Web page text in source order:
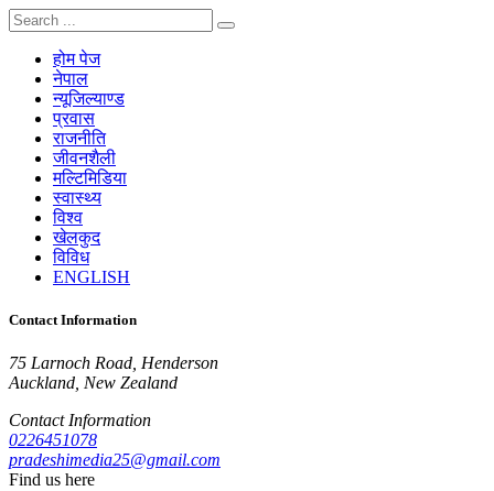
होम पेज
नेपाल
न्यूजिल्याण्ड
प्रवास
राजनीति
जीवनशैली
मल्टिमिडिया
स्वास्थ्य
विश्व
खेलकुद
विविध
ENGLISH
Contact Information
75 Larnoch Road, Henderson
Auckland, New Zealand
Contact Information
0226451078
pradeshimedia25@gmail.com
Find us here